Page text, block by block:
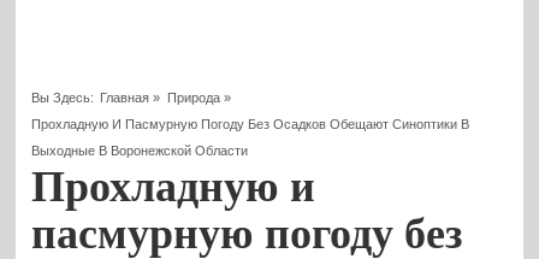
Вы Здесь: Главная » Природа»
Прохладную И Пасмурную Погоду Без Осадков Обещают Синоптики В
Выходные В Воронежской Области
Прохладную и
пасмурную погоду без